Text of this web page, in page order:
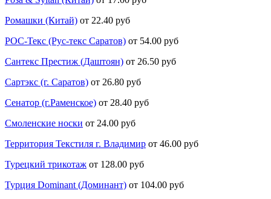
Ромашки (Китай) от 22.40 руб
РОС-Текс (Рус-текс Саратов) от 54.00 руб
Сантекс Престиж (Даштоян) от 26.50 руб
Сартэкс (г. Саратов) от 26.80 руб
Сенатор (г.Раменское) от 28.40 руб
Смоленские носки от 24.00 руб
Территория Текстиля г. Владимир от 46.00 руб
Турецкий трикотаж от 128.00 руб
Турция Dominant (Доминант) от 104.00 руб